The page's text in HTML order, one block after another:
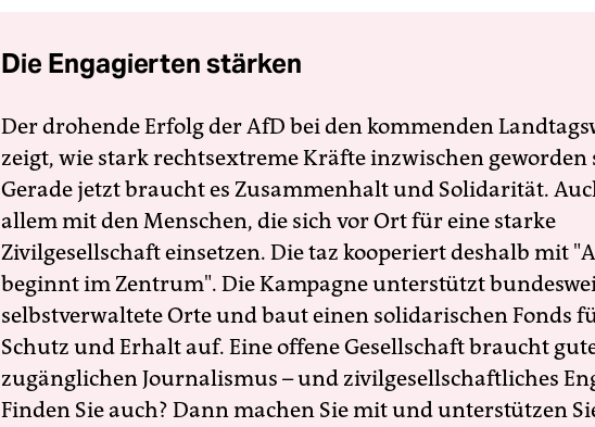
Die Engagierten stärken
Der drohende Erfolg der AfD bei den kommenden
zeigt, wie stark rechtsextreme Kräfte inzwischen geworden
Gerade jetzt braucht es Zusammenhalt und Solidarität.
allem mit den Menschen, die sich vor Ort für eine starke
Zivilgesellschaft einsetzen. Die taz kooperiert deshalb mit
beginnt im Zentrum". Die Kampagne unterstützt
selbstverwaltete Orte und baut einen solidarischen Fonds
Schutz und Erhalt auf. Eine offene Gesellschaft braucht
zugänglichen Journalismus – und zivilgesellschaftliches
Finden Sie auch? Dann machen Sie mit und unterstützen